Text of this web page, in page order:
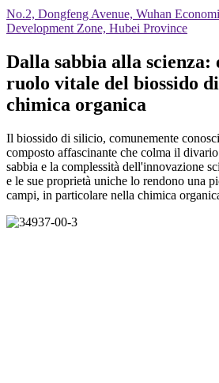
No.2, Dongfeng Avenue, Wuhan
Development Zone, Hubei Province
Dalla sabbia alla scienza:
ruolo vitale del biossido
chimica organica
Il biossido di silicio, comunemente
composto affascinante che colma il
sabbia e la complessità dell'innovazione
e le sue proprietà uniche lo rendono una
campi, in particolare nella chimica